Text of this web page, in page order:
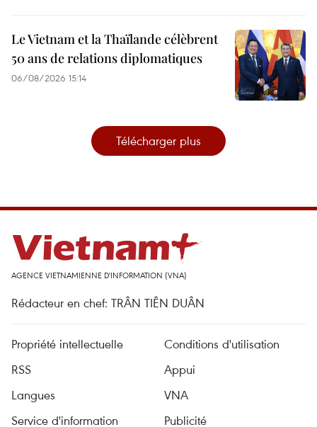
Le Vietnam et la Thaïlande célèbrent
50 ans de relations diplomatiques
06/08/2026 15:14
Télécharger plus
AGENCE VIETNAMIENNE D'INFORMATION (VNA)
Rédacteur en chef: TRÂN TIÊN DUÂN
Propriété intellectuelle
Conditions d'utilisation
RSS
Appui
Langues
VNA
Service d'information
Publicité